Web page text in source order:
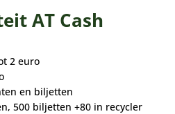
AT Cash
2 euro
en biljetten
500 biljetten +80 in recycler